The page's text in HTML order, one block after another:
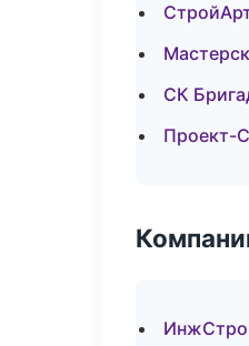
СК
Проект-